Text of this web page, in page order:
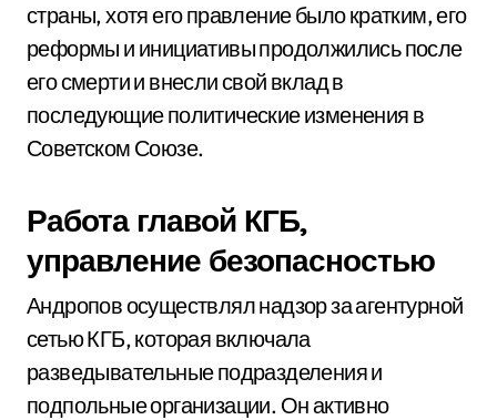
страны, хотя его правление было кратким, его
реформы и инициативы продолжились после
его смерти и внесли свой вклад в
последующие политические изменения в
Советском Союзе.
Работа главой КГБ,
управление безопасностью
Андропов осуществлял надзор за агентурной
сетью КГБ, которая включала
разведывательные подразделения и
подпольные организации. Он активно